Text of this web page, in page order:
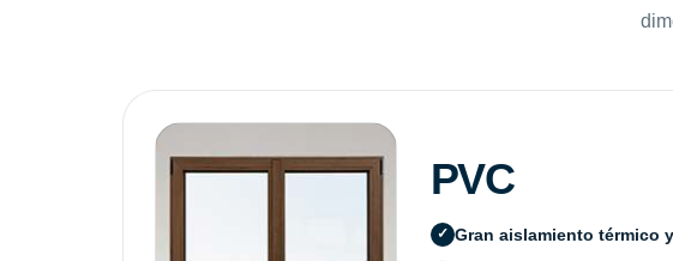
PVC
Gran aislamiento térmico